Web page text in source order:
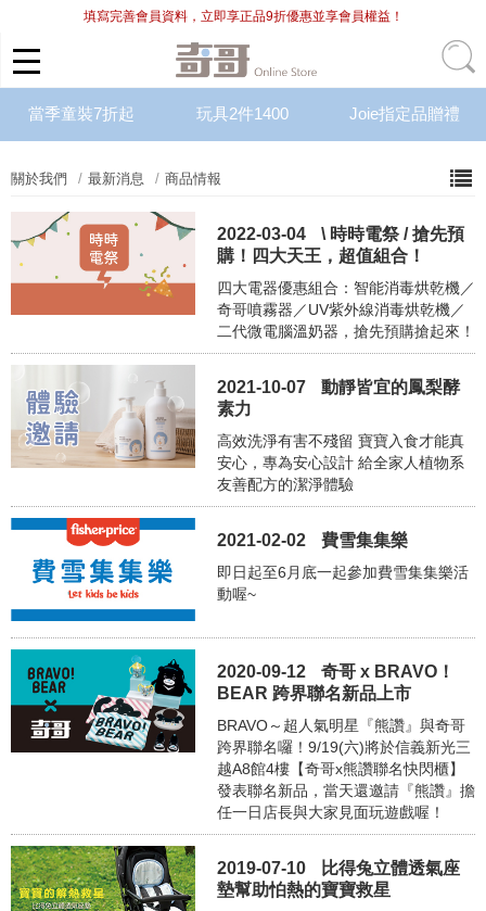
填寫完善會員資料，立即享正品9折優惠並享會員權益！
當季童裝7折起 玩具2件1400 Joie指定品贈禮
關於我們 最新消息 商品情報
2022-03-04
\ 時時電祭 / 搶先預
購！四大天王，超值組合！
四大電器優惠組合：智能消毒烘乾機／
奇哥噴霧器／UV紫外線消毒烘乾機／
二代微電腦溫奶器，搶先預購搶起來！
2021-10-07
動靜皆宜的鳳梨酵
素力
高效洗淨有害不殘留 寶寶入食才能真
安心，專為安心設計 給全家人植物系
友善配方的潔淨體驗
2021-02-02 費雪集集樂
即日起至6月底一起參加費雪集集樂活
動喔~
2020-09-12
奇哥 x BRAVO！
BEAR 跨界聯名新品上市
BRAVO～超人氣明星『熊讚』與奇哥
跨界聯名囉！9/19(六)將於信義新光三
越A8館4樓【奇哥x熊讚聯名快閃櫃】
發表聯名新品，當天還邀請『熊讚』擔
任一日店長與大家見面玩遊戲喔！
2019-07-10
比得兔立體透氣座
墊幫助怕熱的寶寶救星